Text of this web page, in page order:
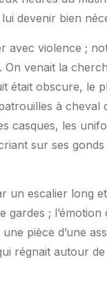
devenir bien
avec violence ;
venait la
était obscure, le
à cheval
casques, les
sur ses
escalier long
gardes ;
pièce d’une
régnait autour